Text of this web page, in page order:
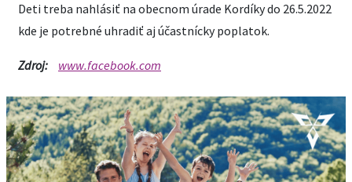
Deti treba nahlásiť na obecnom úrade Kordíky do 26.5.2022
kde je potrebné uhradiť aj účastnícky poplatok.
Zdroj: www.facebook.com